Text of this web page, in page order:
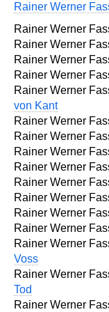
Rainer Werner
Rainer Werner
Rainer Werner
Rainer Werner
Rainer Werner
Rainer Werner
von Kant
Rainer Werner
Rainer Werner
Rainer Werner
Rainer Werner
Rainer Werner
Rainer Werner
Rainer Werner
Rainer Werner
Rainer Werner
Voss
Rainer Werner
Tod
Rainer Werner